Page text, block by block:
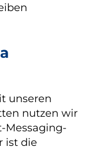
unseren
nutzen wir
Messaging-
ist die